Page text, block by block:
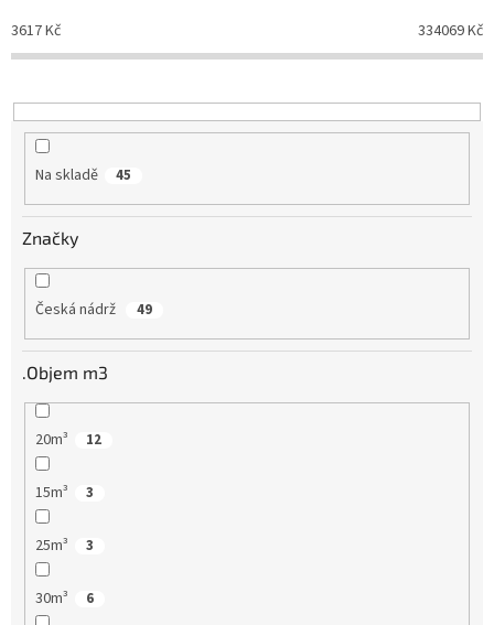
o
d
u
t
ů
3617Kč 334069Kč
Na skladě 45
Značky
Česká nádrž 49
.Objem m3
20m³ 12
15m³ 3
25m³ 3
30m³ 6